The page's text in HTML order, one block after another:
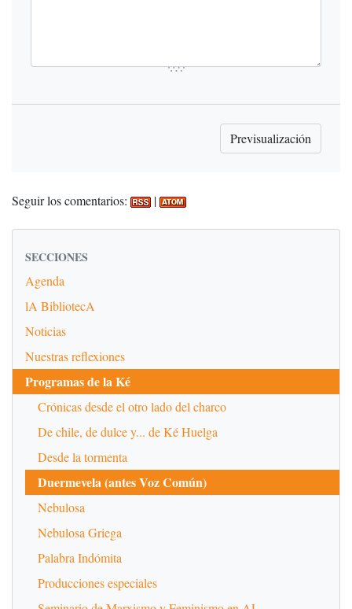
Seguir los comentarios: |
SECCIONES
Agenda
lA BibliotecA
Noticias
Nuestras reflexiones
Programas de la Ké
Crónicas desde el otro lado del charco
De chile, de dulce y... de Ké Huelga
Desde la tormenta
Duermevela (antes Voz Común)
Nebulosa
Nebulosa Griega
Palabra Indómita
Producciones especiales